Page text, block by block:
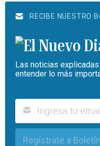
RECIBE NUESTRO
Las noticias
entender lo más
Regístrate a